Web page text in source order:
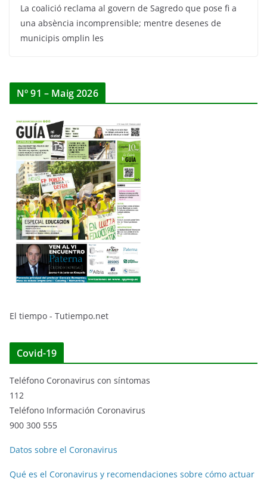
La coalició reclama al govern de Sagredo que pose fi a
una absència incomprensible; mentre desenes de
municipis omplin les
Nº 91 – Maig 2026
El tiempo - Tutiempo.net
Covid-19
Teléfono Coronavirus con síntomas
112
Teléfono Información Coronavirus
900 300 555
Datos sobre el Coronavirus
Qué es el Coronavirus y recomendaciones sobre cómo actuar